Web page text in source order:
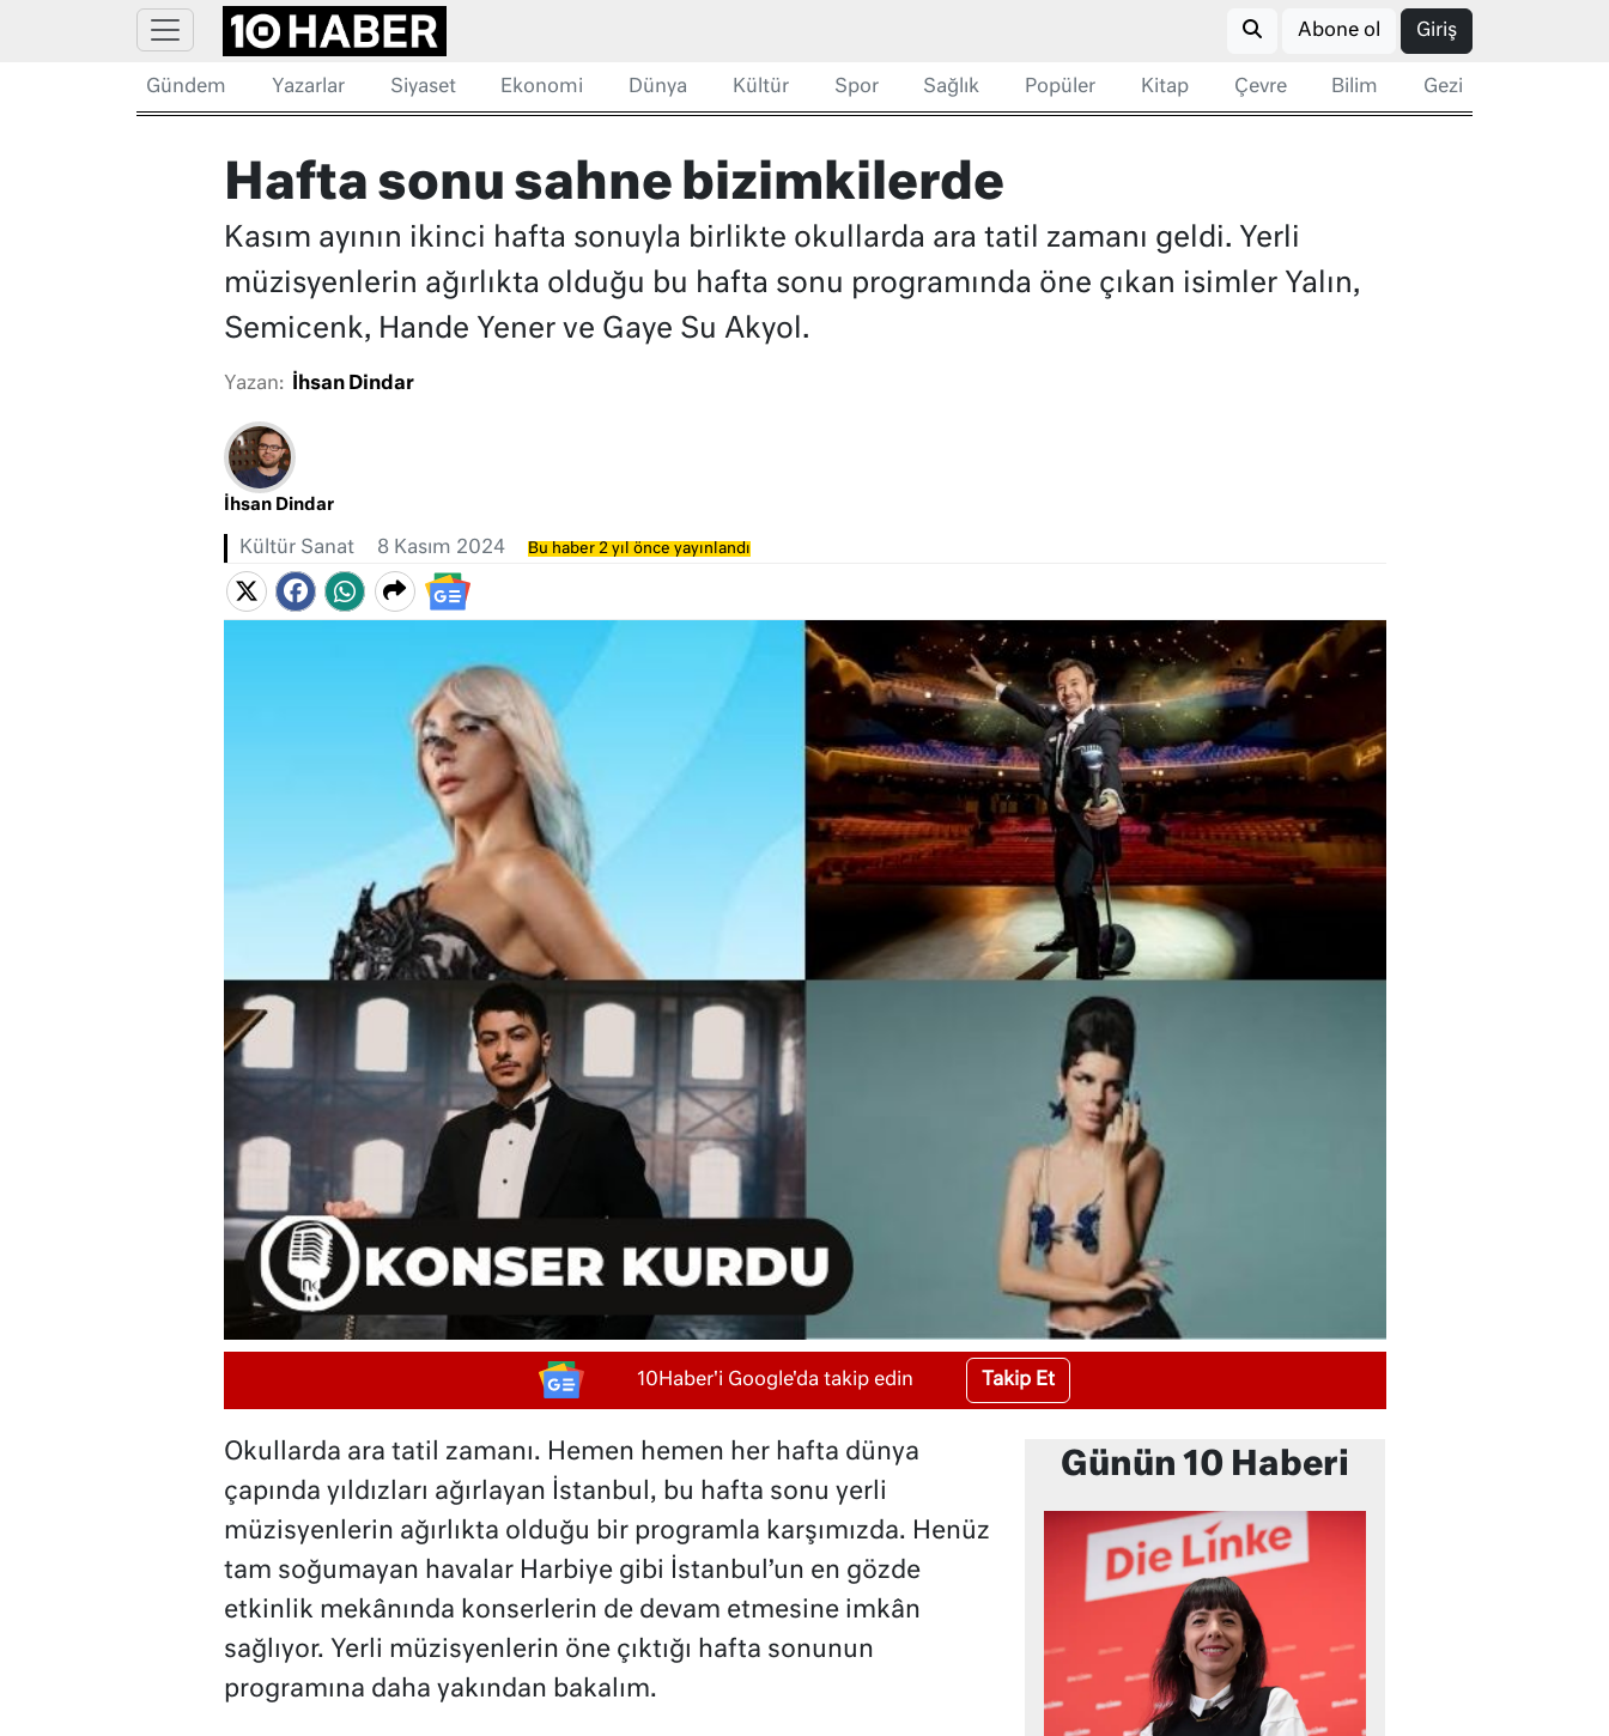
Abone ol Giriş
Gündem Yazarlar Siyaset Ekonomi Dünya Kültür Spor Sağlık Popüler Kitap Çevre Bilim Gezi
Hafta sonu sahne bizimkilerde
Kasım ayının ikinci hafta sonuyla birlikte okullarda ara tatil zamanı geldi. Yerli
müzisyenlerin ağırlıkta olduğu bu hafta sonu programında öne çıkan isimler Yalın,
Semicenk, Hande Yener ve Gaye Su Akyol.
Yazan: İhsan Dindar
İhsan Dindar
Kültür Sanat 8 Kasım 2024 Bu haber 2 yıl önce yayınlandı
10Haber'i Google'da takip edin Takip Et
Okullarda ara tatil zamanı. Hemen hemen her hafta dünya
çapında yıldızları ağırlayan İstanbul, bu hafta sonu yerli
müzisyenlerin ağırlıkta olduğu bir programla karşımızda. Henüz
tam soğumayan havalar Harbiye gibi İstanbul’un en gözde
etkinlik mekânında konserlerin de devam etmesine imkân
sağlıyor. Yerli müzisyenlerin öne çıktığı hafta sonunun
programına daha yakından bakalım.
Günün 10 Haberi